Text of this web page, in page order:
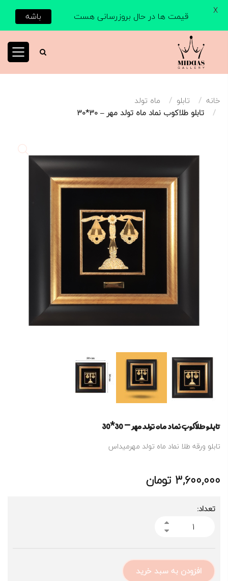
خانه تابلو
ماه تولد
تابلو طلاکوب نماد ماه تولد مهر – 30*30
تابلو طلاکوب نماد ماه تولد مهر – 30*30
تابلو ورقه طلا نماد ماه تولد مهرمیداس
3,600,000 تومان
تعداد:
افزودن به سبد خرید
قیمت ها در حال بروزرسانی هست باشه X